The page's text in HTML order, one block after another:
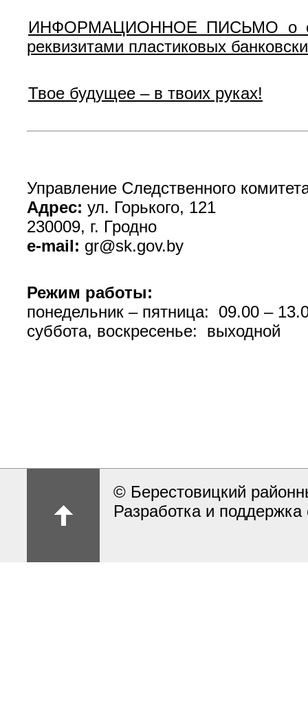
ИНФОРМАЦИОННОЕ ПИСЬМО о
реквизитами пластиковых
Твое будущее – в твоих руках!
Управление Следственного
Адрес: ул. Горького, 121
230009, г. Гродно
e-mail: gr@sk.gov.by
Режим работы:
понедельник – пятница: 09.00 –
суббота, воскресенье: выходной
© Берестовицкий
Разработка и поддержка